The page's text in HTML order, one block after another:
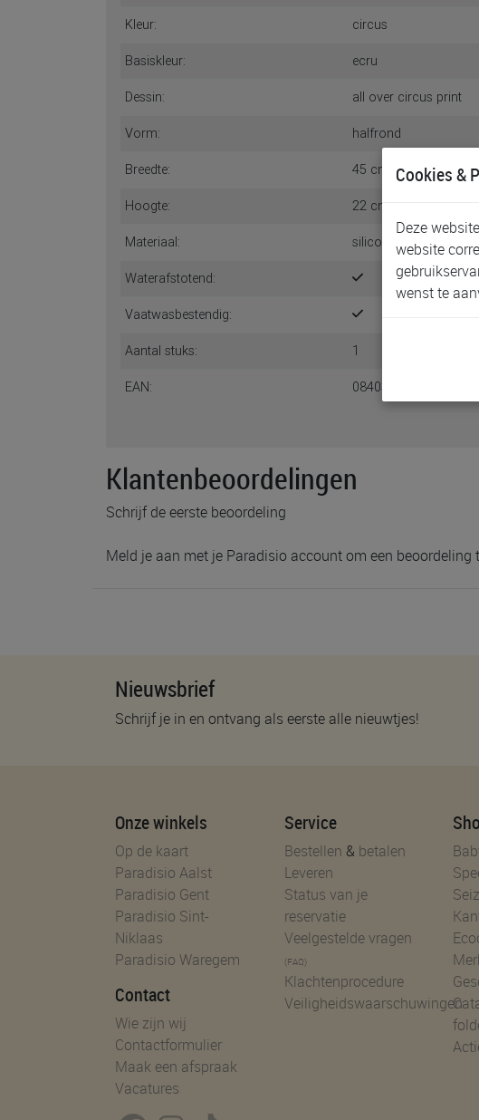
Kleur: circus
Basiskleur: ecru
Dessin: all over circus print
Vorm: halfrond
Breedte: 45 cm
Hoogte: 22 cm
Materiaal: siliconen
Waterafstotend:
Vaatwasbestendig:
Aantal stuks: 1
EAN: 0840355803402
Klantenbeoordelingen
Schrijf de eerste beoordeling
Meld je aan met je Paradisio account om een beoordeling
Nieuwsbrief
Schrijf je in en ontvang als eerste alle nieuwtjes!
Onze winkels
Op de kaart
Paradisio Aalst
Paradisio Gent
Paradisio Sint-
Niklaas
Paradisio Waregem
Contact
Wie zijn wij
Contactformulier
Maak een afspraak
Vacatures
Service
Bestellen & betalen
Leveren
Status van je
reservatie
Veelgestelde vragen
(FAQ)
Klachtenprocedure
Veiligheidswaarschuwingen
Cookies &
Deze
website
wenst te